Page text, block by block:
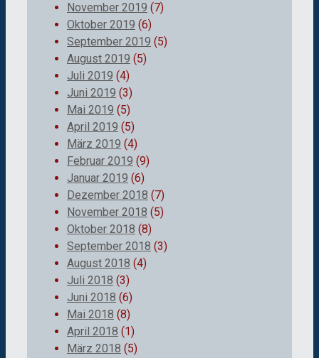
November 2019 (7)
Oktober 2019 (6)
September 2019 (5)
August 2019 (5)
Juli 2019 (4)
Juni 2019 (3)
Mai 2019 (5)
April 2019 (5)
März 2019 (4)
Februar 2019 (9)
Januar 2019 (6)
Dezember 2018 (7)
November 2018 (5)
Oktober 2018 (8)
September 2018 (3)
August 2018 (4)
Juli 2018 (3)
Juni 2018 (6)
Mai 2018 (8)
April 2018 (1)
März 2018 (5)